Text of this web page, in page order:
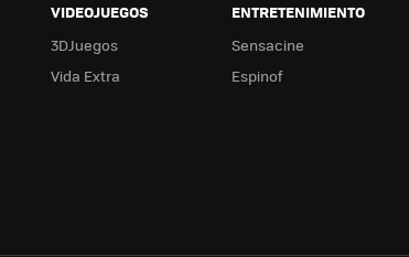
VIDEOJUEGOS
3DJuegos
Vida Extra
ENTRETENIMIENTO
Sensacine
Espinof